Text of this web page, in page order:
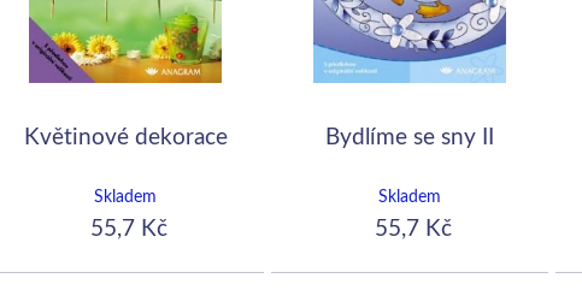
Květinové dekorace
Skladem
55,7 Kč
Bydlíme se sny II
Skladem
55,7 Kč